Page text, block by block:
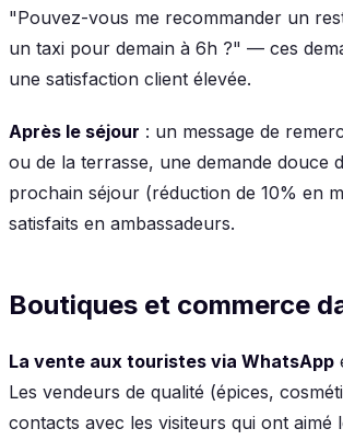
"Pouvez-vous me recommander un
un taxi pour demain à 6h ?" — ces
une satisfaction client élevée.
Après le séjour : un message de
ou de la terrasse, une demande douce
prochain séjour (réduction de 10% en
satisfaits en ambassadeurs.
Boutiques et commerce
La vente aux touristes via WhatsApp
Les vendeurs de qualité (épices,
contacts avec les visiteurs qui ont